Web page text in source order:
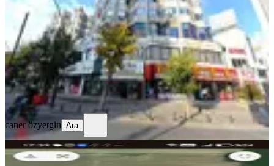
Gaziantep, Şehitkamil
2 Oda·78 m²·5. Kat·01.08.2026
14.000 ₺
caner özyetgin
Ara
caner özyetgin Ara
MERKEZİ
Kiralık İşyeri